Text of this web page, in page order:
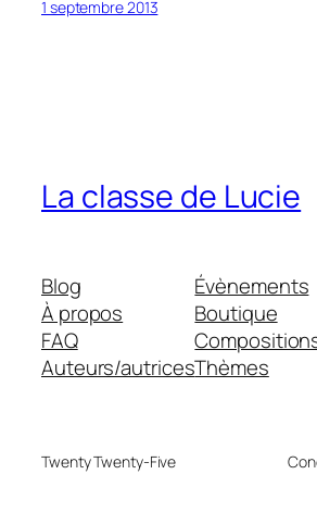
1 septembre 2013
La classe de Lucie
Blog
À propos
FAQ
Auteurs/autrices
Évènements
Boutique
Thèmes
Twenty Twenty-Five